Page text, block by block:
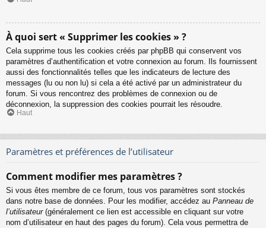
À quoi sert « Supprimer les cookies » ?
Cela supprime tous les cookies créés par phpBB qui conservent vos
paramètres d’authentification et votre connexion au forum. Ils fournissent
aussi des fonctionnalités telles que les indicateurs de lecture des
messages (lu ou non lu) si cela a été activé par un administrateur du
forum. Si vous rencontrez des problèmes de connexion ou de
déconnexion, la suppression des cookies pourrait les résoudre.
Haut
Paramètres et préférences de l’utilisateur
Comment modifier mes paramètres ?
Si vous êtes membre de ce forum, tous vos paramètres sont stockés
dans notre base de données. Pour les modifier, accédez au Panneau de
l’utilisateur(généralement ce lien est accessible en cliquant sur votre
nom d’utilisateur en haut des pages du forum). Cela vous permettra de